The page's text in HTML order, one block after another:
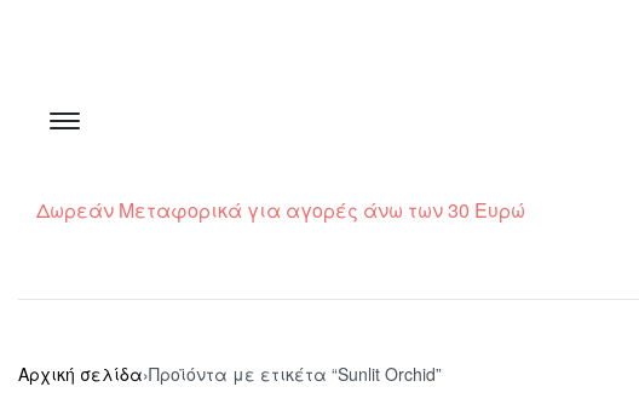
Δωρεάν Μεταφορικά για αγορές άνω των 30 Ευρώ
Αρχική σελίδα›Προϊόντα με ετικέτα “Sunlit Orchid”